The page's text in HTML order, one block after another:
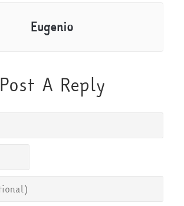
Eugenio
Post A Reply